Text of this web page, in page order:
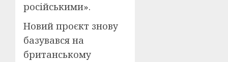
російськими».
Новий проєкт знову
базувався на
британському